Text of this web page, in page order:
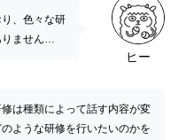
ヒー
、色々な研
りません…
は種類によって話す内容が変
ような研修を行いたいのかを